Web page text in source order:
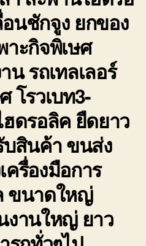
นชักจูง ยกของ
ะกิจพิเษศ
น รถเทลเลอร์
โรวเบท3-
ดรอลิค ยืดยาว
บสินค้า ขนส่ง
ครื่องมือการ
ขนาดใหญ่
งานใหญ่ ยาว